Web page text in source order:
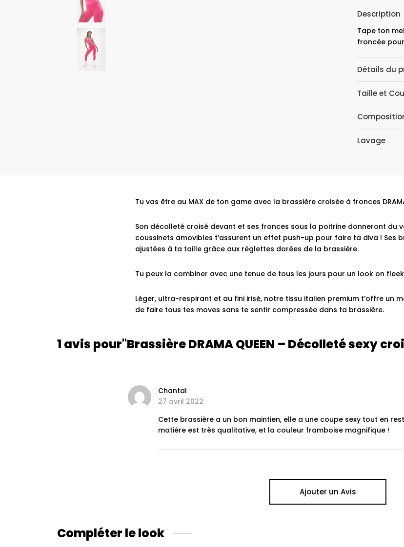
Description
Tape ton
froncée
Détails du
Taille et
Lavage
Tu vas être au MAX de ton game avec la brassière croisée à fronces DRAMA
Son décolleté croisé devant et ses fronces sous la poitrine donneront du
coussinets amovibles t’assurent un effet push-up pour faire ta diva ! Ses
ajustées à ta taille grâce aux réglettes dorées de la brassière.
Tu peux la combiner avec une tenue de tous les jours pour un look on
Léger, ultra-respirant et au fini irisé, notre tissu italien premium t’offre un
de faire tous tes moves sans te sentir compressée dans ta brassière.
1 avis pour Brassière DRAMA QUEEN – Décolleté sexy
Chantal
27 avril 2022
Cette brassière a un bon maintien, elle a une coupe sexy tout en
matière est très qualitative, et la couleur framboise magnifique !
Ajouter un Avis
Compléter le look